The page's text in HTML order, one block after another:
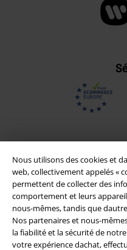
Nous utilisons des cookies et
web, collectivement appelés «
permettent de collecter des
comportement et leurs
nous-mêmes, tandis que
Nos partenaires et nous-
la fiabilité et la sécurité de
votre expérience dachat,
Légal